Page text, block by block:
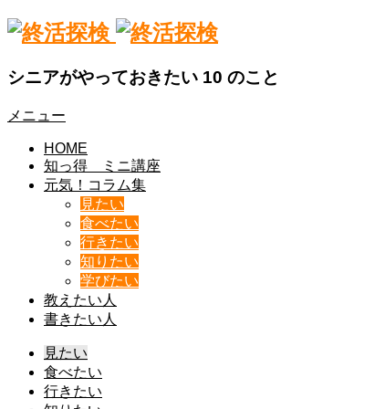
シニアがやっておきたい 10 のこと
メニュー
HOME
知っ得 ミニ講座
元気！コラム集
見たい
食べたい
行きたい
知りたい
学びたい
教えたい人
書きたい人
見たい
食べたい
行きたい